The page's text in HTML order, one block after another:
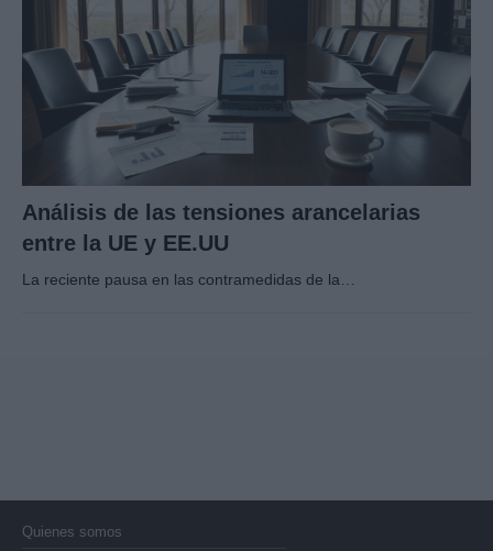
Análisis de las tensiones arancelarias
entre la UE y EE.UU
La reciente pausa en las contramedidas de la…
Quienes somos